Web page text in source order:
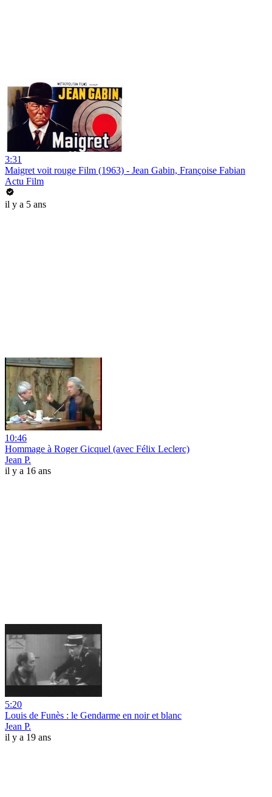
3:31
Maigret voit rouge Film (1963) - Jean Gabin, Françoise Fabian
Actu Film
il y a 5 ans
10:46
Hommage à Roger Gicquel (avec Félix Leclerc)
Jean P.
il y a 16 ans
5:20
Louis de Funès : le Gendarme en noir et blanc
Jean P.
il y a 19 ans